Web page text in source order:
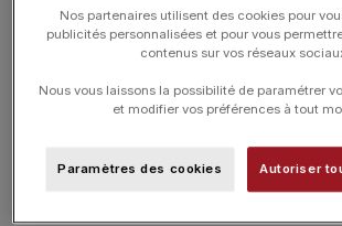
Nos partenaires utilisent des cookies pour
publicités personnalisées et pour vous
contenus sur vos réseaux
Nous vous laissons la possibilité de paramétrer
et modifier vos préférences à tout
Paramètres des cookies Autoriser